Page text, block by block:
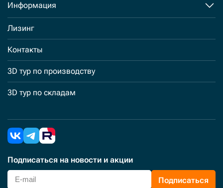
Информация
Лизинг
Контакты
3D тур по производству
3D тур по складам
Подписаться на новости и акции
Подписаться